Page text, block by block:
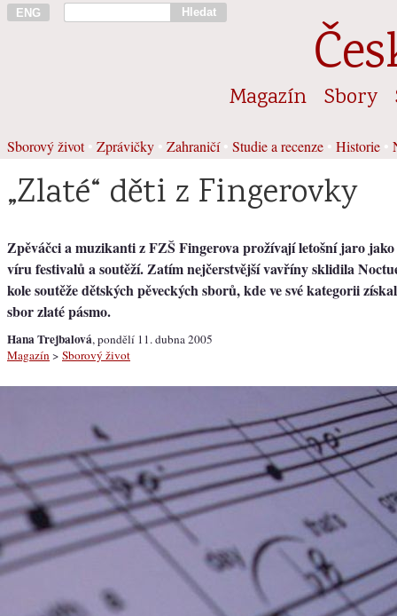
ENG Hledat
Magazín Sbory
Sborový život• Zprávičky Zahraničí• Studie a recenze Historie
„Zlaté“ děti z Fingerovky
Zpěváčci a muzikanti z FZŠ Fingerova prožívají letošní jaro
víru festivalů a soutěží. Zatím nejčerstvější vavříny sklidila
kole soutěže dětských pěveckých sborů, kde ve své kategorii
sbor zlaté pásmo.
Hana Trejbalová, pondělí 11. dubna 2005
Magazín > Sborový život